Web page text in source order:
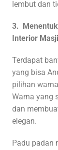
lembut dan
3.
Interior
Terdapat
yang bisa
pilihan
Warna yang
dan
elegan.
Padu padan